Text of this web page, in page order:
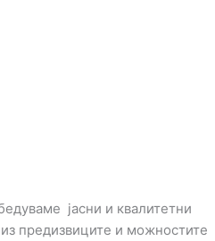
јасни и квалитетни
предизвиците и можностите